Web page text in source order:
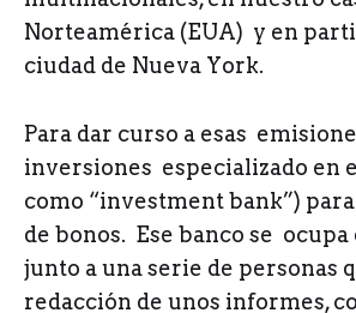
Norteamérica (EUA) y en
ciudad de Nueva York.
Para dar curso a esas
inversiones especializado en
como “investment bank”)
de bonos. Ese banco se
junto a una serie de personas
redacción de unos informes,